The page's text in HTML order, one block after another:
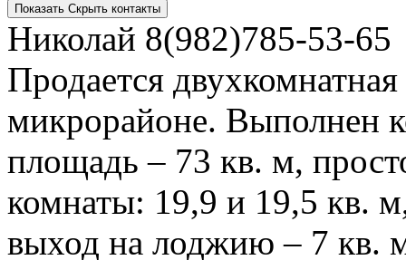
Показать Скрыть контакты
Николай 8(982)785-53-65
Продается
микрорайоне. Выполнен
площадь – 73 кв. м,
комнаты: 19,9 и 19,5 кв.
выход на лоджию – 7 кв.